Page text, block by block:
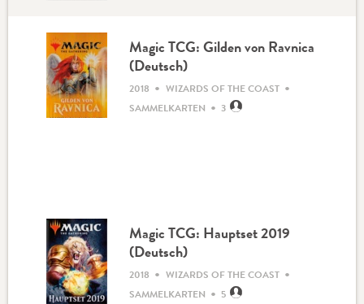
Magic TCG: Gilden von Ravnica
(Deutsch)
2018 • WIZARDS OF THE COAST •
SAMMELKARTEN • 3
Magic TCG: Hauptset 2019
(Deutsch)
2018 • WIZARDS OF THE COAST •
SAMMELKARTEN • 5